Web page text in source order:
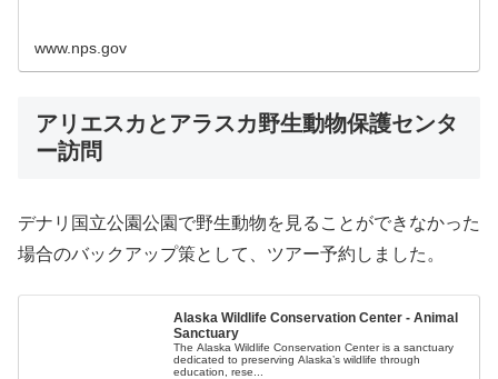
www.nps.gov
アリエスカとアラスカ野生動物保護センタ
ー訪問
デナリ国立公園公園で野生動物を見ることができなかった
場合のバックアップ策として、ツアー予約しました。
Alaska Wildlife Conservation Center - Animal
Sanctuary
The Alaska Wildlife Conservation Center is a sanctuary
dedicated to preserving Alaska’s wildlife through
education, rese...